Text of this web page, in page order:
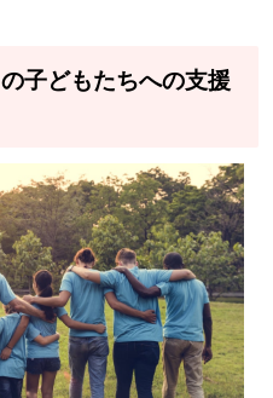
子どもたちへの支援